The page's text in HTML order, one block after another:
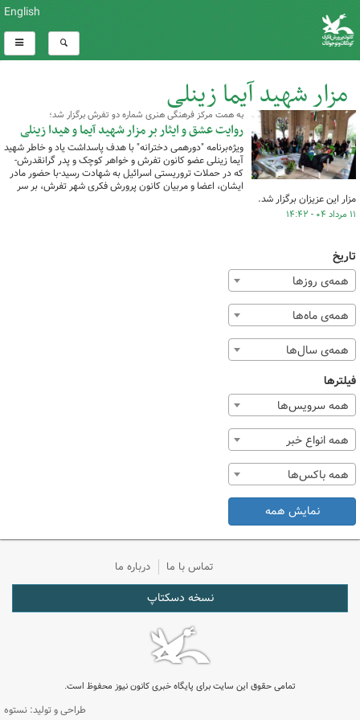
English
مزار شهید آیما زینلی
کل اخبار:1
به همت مرکز فرهنگی هنری شماره دو تفرش برگزار شد؛
روایت عشق و ایثار بر مزار شهید آیما و هیدا زینلی
ویژه‌برنامه‌ "دورهمی دخترانه" با هدف پاسداشت یاد و خاطر شهید
آیما زینلی عضو کانون تفرش و خواهر کوچک و پدر گرانقدرش-
که در حملات تروریستی اسرائیل به شهادت رسید-با حضور مادر
ایشان، اعضا و مربیان کانون پرورش فکری شهر تفرش، بر سر
مزار این عزیزان برگزار شد.
۱۱ مرداد ۰۴ - ۱۴:۴۲
تاریخ
همه‌ی روزها
همه‌ی ماه‌ها
همه‌ی سال‌ها
فیلترها
همه سرویس‌ها
همه انواع خبر
همه باکس‌ها
نمایش همه
تماس با ما درباره ما
نسخه دسکتاپ
تمامی حقوق این سایت برای پایگاه خبری کانون نیوز محفوظ است.
طراحی و تولید: نستوه